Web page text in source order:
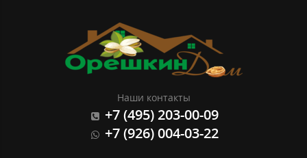
Наши контакты
+7 (495) 203-00-09
+7 (926) 004-03-22